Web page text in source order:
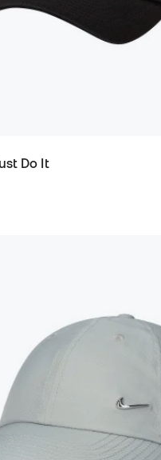
Do It